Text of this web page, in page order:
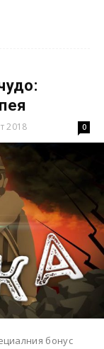
2018 0
бонус